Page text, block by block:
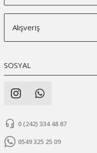
Alışveriş
SOSYAL
0 (242) 334 48 87
0549 325 25 09